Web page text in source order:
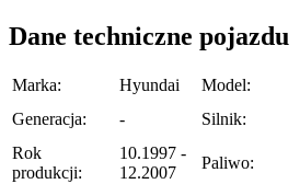
Dane techniczne pojazdu
Marka: Hyundai Model:
Generacja:
- Silnik:
Rok
produkcji:
10.1997 -
12.2007
Paliwo: